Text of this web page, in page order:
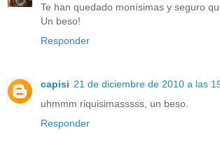
Te han quedado monísimas y seguro
Un beso!
Responder
capisi 21 de diciembre de 2010 a las
uhmmm riquisimasssss, un beso.
Responder